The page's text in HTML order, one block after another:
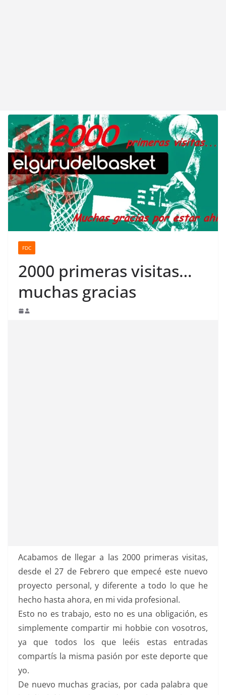
FDC
2000 primeras visitas…
muchas gracias
Acabamos de llegar a las 2000 primeras visitas,
desde el 27 de Febrero que empecé este nuevo
proyecto personal, y diferente a todo lo que he
hecho hasta ahora, en mi vida profesional.
Esto no es trabajo, esto no es una obligación, es
simplemente compartir mi hobbie con vosotros,
ya que todos los que leéis estas entradas
compartís la misma pasión por este deporte que
yo.
De nuevo muchas gracias, por cada palabra que